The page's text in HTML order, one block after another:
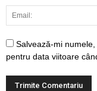
Salvează-mi
pentru data viitoare